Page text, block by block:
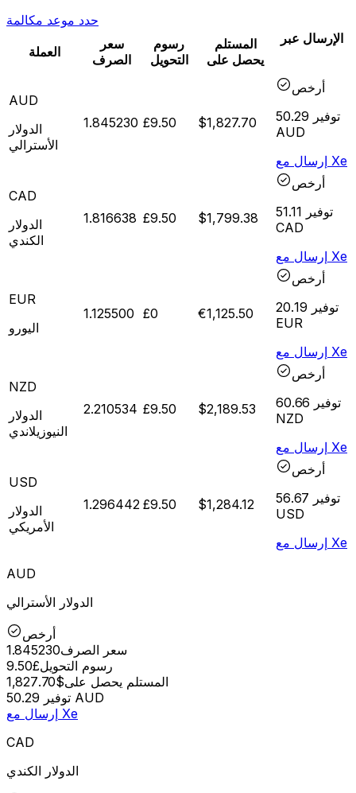
حدد موعد مكالمة
العملة
سعر
الصرف
رسوم
التحويل
المستلم
يحصل على
الإرسال عبر
AUD
الدولار
الأسترالي
1.845230 £9.50 $1,827.70
أرخص
توفير 50.29
AUD
إرسال مع Xe
CAD
الدولار
الكندي
1.816638 £9.50 $1,799.38
أرخص
توفير 51.11
CAD
إرسال مع Xe
EUR
اليورو
1.125500 £0 €1,125.50
أرخص
توفير 20.19
EUR
إرسال مع Xe
NZD
الدولار
النيوزيلاندي
2.210534 £9.50 $2,189.53
أرخص
توفير 60.66
NZD
إرسال مع Xe
USD
الدولار
الأمريكي
1.296442 £9.50 $1,284.12
أرخص
توفير 56.67
USD
إرسال مع Xe
AUD
الدولار الأسترالي
أرخص
سعر الصرف1.845230
رسوم التحويل£9.50
المستلم يحصل على$1,827.70
توفير 50.29 AUD
إرسال مع Xe
CAD
الدولار الكندي